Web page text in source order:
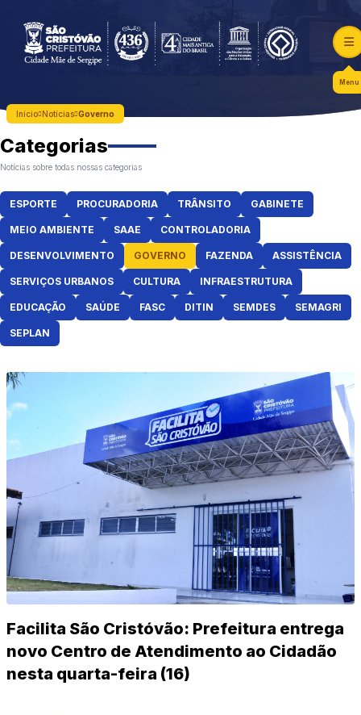
Menu
Início Notícias Governo
Categorias
Notícias sobre todas nossas categorias
ESPORTE PROCURADORIA TRÂNSITO GABINETE
MEIO AMBIENTE SAAE CONTROLADORIA
DESENVOLVIMENTO GOVERNO FAZENDA ASSISTÊNCIA
SERVIÇOS URBANOS CULTURA INFRAESTRUTURA
EDUCAÇÃO SAÚDE FASC DITIN SEMDES SEMAGRI
SEPLAN
Facilita São Cristóvão: Prefeitura entrega
novo Centro de Atendimento ao Cidadão
nesta quarta-feira (16)